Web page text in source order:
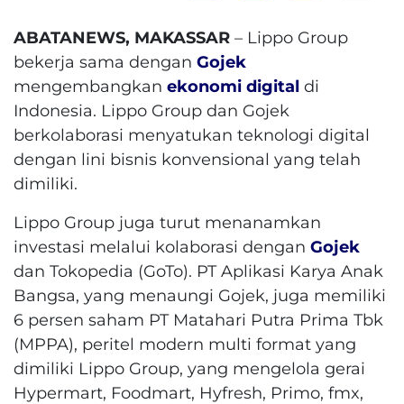
ABATANEWS, MAKASSAR – Lippo Group
bekerja sama dengan Gojek
mengembangkan ekonomi digital di
Indonesia. Lippo Group dan Gojek
berkolaborasi menyatukan teknologi digital
dengan lini bisnis konvensional yang telah
dimiliki.
Lippo Group juga turut menanamkan
investasi melalui kolaborasi dengan Gojek
dan Tokopedia (GoTo). PT Aplikasi Karya Anak
Bangsa, yang menaungi Gojek, juga memiliki
6 persen saham PT Matahari Putra Prima Tbk
(MPPA), peritel modern multi format yang
dimiliki Lippo Group, yang mengelola gerai
Hypermart, Foodmart, Hyfresh, Primo, fmx,